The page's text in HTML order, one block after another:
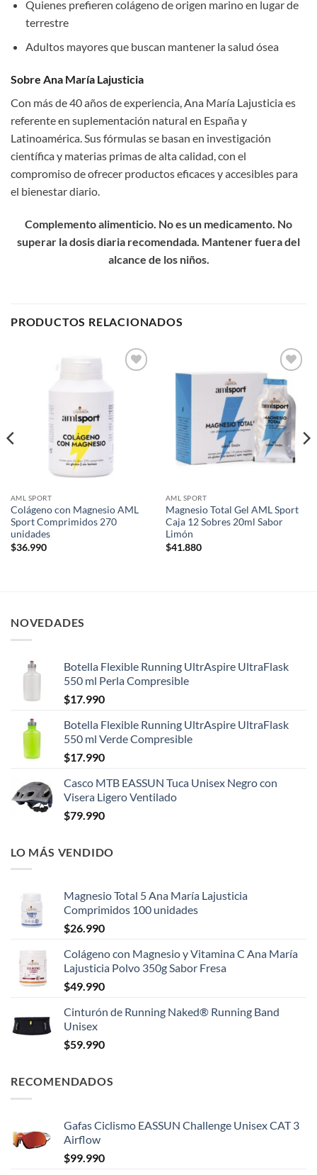
Quienes prefieren colágeno de origen marino en lugar de
terrestre
Adultos mayores que buscan mantener la salud ósea
Sobre Ana María Lajusticia
Con más de 40 años de experiencia, Ana María Lajusticia es
referente en suplementación natural en España y
Latinoamérica. Sus fórmulas se basan en investigación
científica y materias primas de alta calidad, con el
compromiso de ofrecer productos eficaces y accesibles para
el bienestar diario.
Complemento alimenticio. No es un medicamento. No
superar la dosis diaria recomendada. Mantener fuera del
alcance de los niños.
PRODUCTOS RELACIONADOS
AML SPORT
Colágeno con Magnesio AML
Sport Comprimidos 270
unidades
$36.990
Add to
wishlist
AML SPORT
Magnesio Total Gel AML Sport
Caja 12 Sobres 20ml Sabor
Limón
$41.880
NOVEDADES
Botella Flexible Running UltrAspire UltraFlask
550 ml Perla Compresible
$17.990
Botella Flexible Running UltrAspire UltraFlask
550 ml Verde Compresible
$17.990
Casco MTB EASSUN Tuca Unisex Negro con
Visera Ligero Ventilado
$79.990
LO MÁS VENDIDO
Magnesio Total 5 Ana María Lajusticia
Comprimidos 100 unidades
$26.990
Colágeno con Magnesio y Vitamina C Ana María
Lajusticia Polvo 350g Sabor Fresa
$49.990
Cinturón de Running Naked® Running Band
Unisex
$59.990
RECOMENDADOS
Gafas Ciclismo EASSUN Challenge Unisex CAT 3
Airflow
$99.990